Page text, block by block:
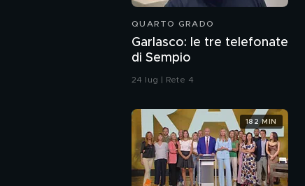
QUARTO GRADO
Garlasco: le tre telefonate
di Sempio
24 lug | Rete 4
182 MIN